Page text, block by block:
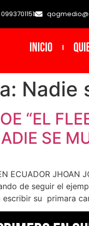
0993701151
INICIO
Nadie
“EL
SE
ECUADOR JHOAN
de seguir el
escribir su primara